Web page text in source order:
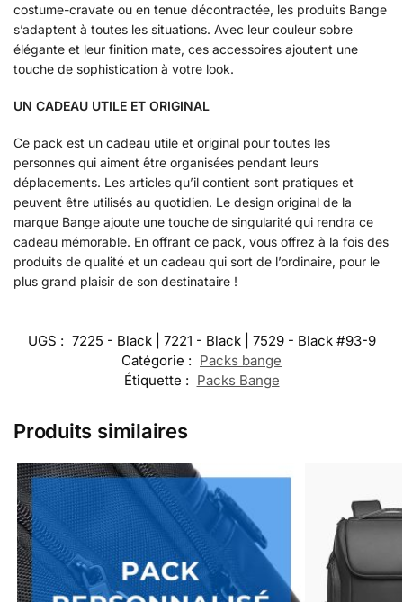
costume-cravate ou en tenue décontractée, les produits Bange
s’adaptent à toutes les situations. Avec leur couleur sobre
élégante et leur finition mate, ces accessoires ajoutent une
touche de sophistication à votre look.
UN CADEAU UTILE ET ORIGINAL
Ce pack est un cadeau utile et original pour toutes les
personnes qui aiment être organisées pendant leurs
déplacements. Les articles qu’il contient sont pratiques et
peuvent être utilisés au quotidien. Le design original de la
marque Bange ajoute une touche de singularité qui rendra ce
cadeau mémorable. En offrant ce pack, vous offrez à la fois des
produits de qualité et un cadeau qui sort de l’ordinaire, pour le
plus grand plaisir de son destinataire !
UGS : 7225 - Black | 7221 - Black | 7529 - Black #93-9
Catégorie : Packs bange
Étiquette : Packs Bange
Produits similaires